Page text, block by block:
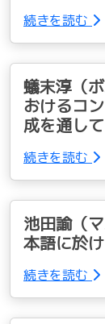
続きを読む
蟻末淳（
おけるコ
成を通して
続きを読む
池田諭（
本語に於
続きを読む